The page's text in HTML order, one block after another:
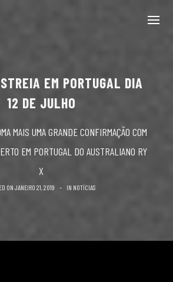
EM PORTUGAL DIA
12 DE JULHO
MAIS UMA GRANDE CONFIRMAÇÃO COM
EM PORTUGAL DO AUSTRALIANO RY
X
ON JANEIRO 21, 2019 IN NOTÍCIAS